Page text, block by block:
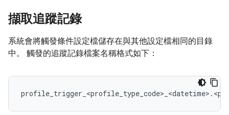
擷取追蹤記錄
系統會將觸發條件設定檔儲存在與其他設定檔相同的目錄
中。 觸發的追蹤記錄檔案名稱格式如下：